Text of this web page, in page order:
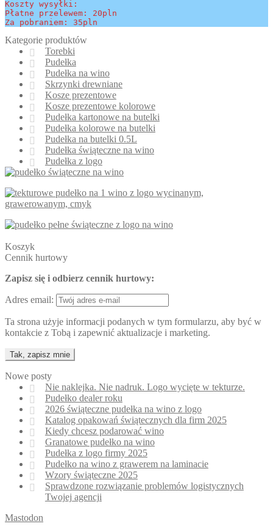
Koszty wysyłki:
Płatne przelewem: 20pln
Za pobraniem: 35pln
Kategorie produktów
Torebki
Pudełka
Pudełka na wino
Skrzynki drewniane
Kosze prezentowe
Kosze prezentowe kolorowe
Pudełka kartonowe na butelki
Pudełka kolorowe na butelki
Pudełka na butelki 0.5L
Pudełka świąteczne na wino
Pudełka z logo
Koszyk
Cennik hurtowy
Zapisz się i odbierz cennik hurtowy:
Adres email:
Ta strona użyje informacji podanych w tym formularzu, aby być w
kontakcie z Tobą i zapewnić aktualizacje i marketing.
Nowe posty
Nie naklejka. Nie nadruk. Logo wycięte w tekturze.
Pudełko dealer roku
2026 świąteczne pudełka na wino z logo
Katalog opakowań świątecznych dla firm 2025
Kiedy chcesz podarować wino
Granatowe pudełko na wino
Pudełka z logo firmy 2025
Pudełko na wino z grawerem na laminacie
Wzory świąteczne 2025
Sprawdzone rozwiązanie problemów logistycznych
Twojej agencji
Mastodon